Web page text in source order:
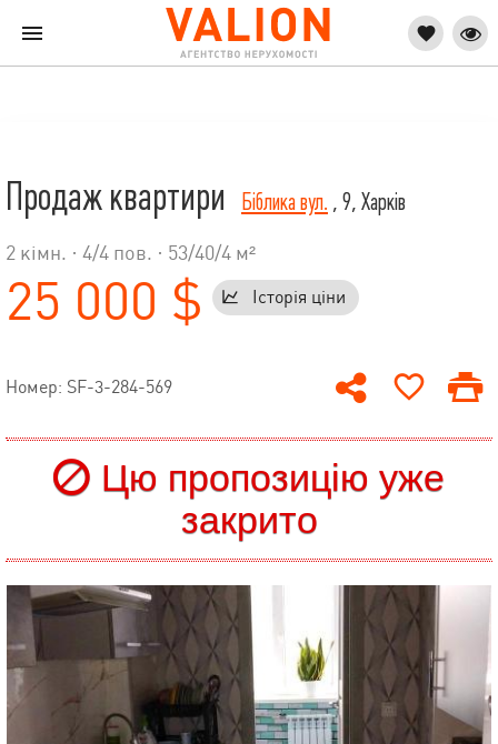
Продаж квартири Біблика вул. , 9, Харків
2 кімн. · 4/4 пов. · 53/40/4 м²
25 000 $ Історія ціни
Номер: SF-3-284-569
Цю пропозицію уже
закрито